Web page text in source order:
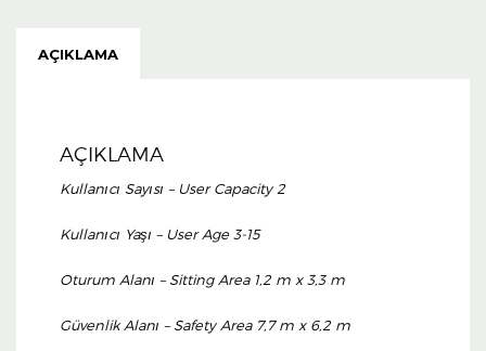
AÇIKLAMA
AÇIKLAMA
Kullanıcı Sayısı – User Capacity 2
Kullanıcı Yaşı – User Age 3-15
Oturum Alanı – Sitting Area 1,2 m x 3,3 m
Güvenlik Alanı – Safety Area 7,7 m x 6,2 m